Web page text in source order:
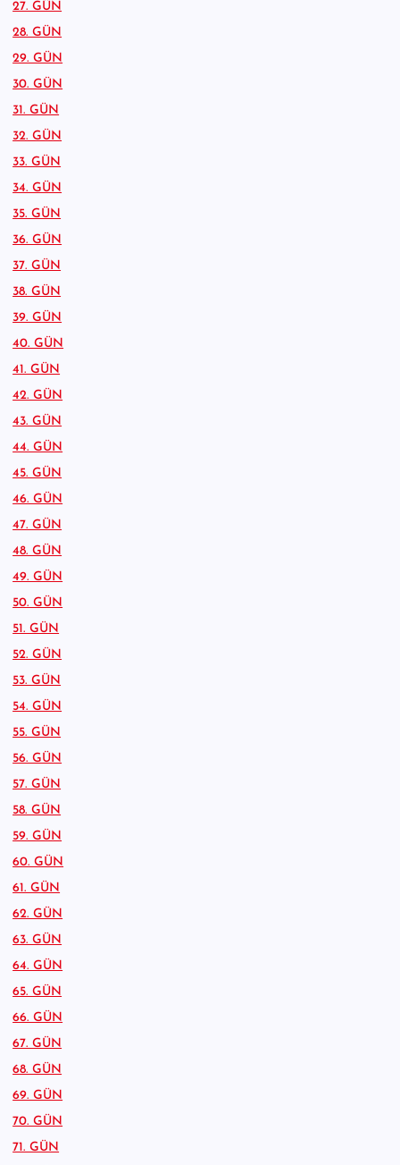
27. GÜN
28. GÜN
29. GÜN
30. GÜN
31. GÜN
32. GÜN
33. GÜN
34. GÜN
35. GÜN
36. GÜN
37. GÜN
38. GÜN
39. GÜN
40. GÜN
41. GÜN
42. GÜN
43. GÜN
44. GÜN
45. GÜN
46. GÜN
47. GÜN
48. GÜN
49. GÜN
50. GÜN
51. GÜN
52. GÜN
53. GÜN
54. GÜN
55. GÜN
56. GÜN
57. GÜN
58. GÜN
59. GÜN
60. GÜN
61. GÜN
62. GÜN
63. GÜN
64. GÜN
65. GÜN
66. GÜN
67. GÜN
68. GÜN
69. GÜN
70. GÜN
71. GÜN